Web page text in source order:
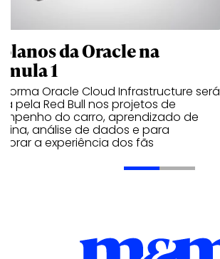
da Oracle na
1
Oracle Cloud Infrastructure será
pela Red Bull nos projetos de
do carro, aprendizado de
análise de dados e para
a experiência dos fãs